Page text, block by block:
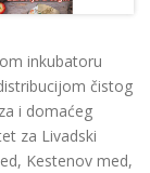
inkubatoru
čistog
i domaćeg
za Livadski
Kestenov med,